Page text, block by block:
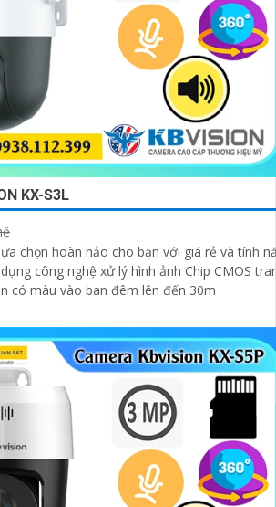
KX-S3L
chọn hoàn hảo cho bạn với giá rẻ và tính
có màu vào ban đêm lên đến 30m